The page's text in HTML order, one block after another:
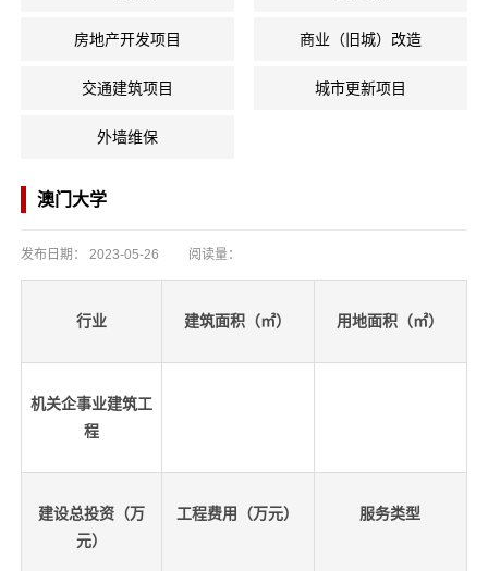
房地产开发项目 商业（旧城）改造
交通建筑项目 城市更新项目
外墙维保
澳门大学
发布日期： 2023-05-26 阅读量：
行业 建筑面积（㎡） 用地面积（㎡）
机关企事业建筑工
程
建设总投资（万
元）
工程费用（万元） 服务类型